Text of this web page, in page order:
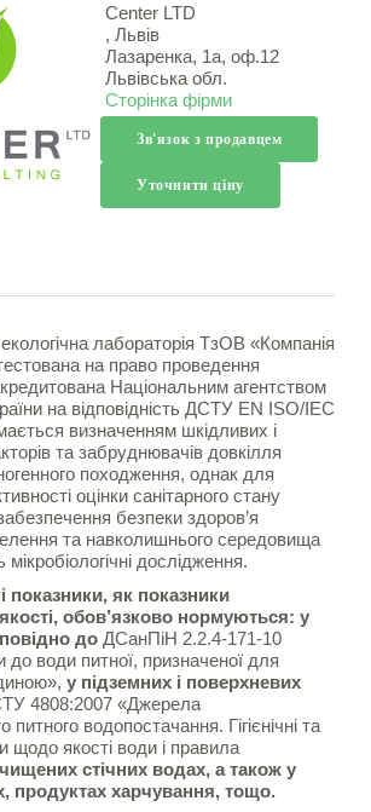
Сenter LTD
, Львів
Лазаренка, 1а, оф.12
Львівська обл.
Сторінка фірми
Зв'язок з продавцем
Уточнити ціну
лабораторія ТзОВ «Компанія
на право проведення
Національним агентством
на відповідність ДСТУ EN ISO/IEC
визначенням шкідливих і
та забруднювачів довкілля
походження, однак для
оцінки санітарного стану
безпеки здоров’я
та навколишнього середовища
дослідження.
показники, як показники
обов’язково нормуються: у
до ДСанПіН 2.2.4-171-10
до води питної, призначеної для
у підземних і поверхневих
4808:2007 «Джерела
питного водопостачання. Гігієнічні та
щодо якості води і правила
стічних водах, а також у
продуктах харчування, тощо.